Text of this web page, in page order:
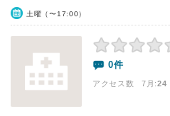
土曜（〜17:00）
0件
アクセス数 7月:24